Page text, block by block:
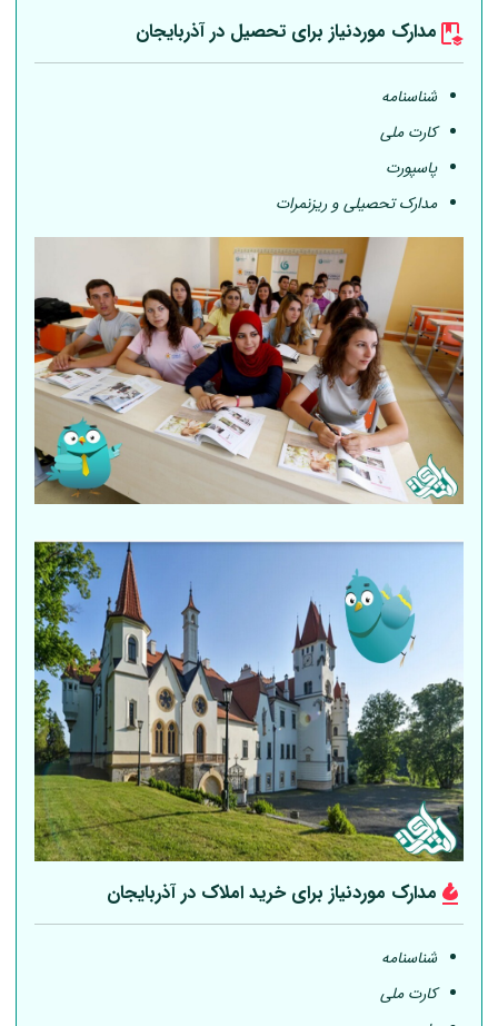
مدارک موردنیاز برای تحصیل در آذربایجان
شناسنامه
کارت ملی
پاسپورت
مدارک تحصیلی و ریزنمرات
مدارک موردنیاز برای خرید املاک در آذربایجان
شناسنامه
کارت ملی